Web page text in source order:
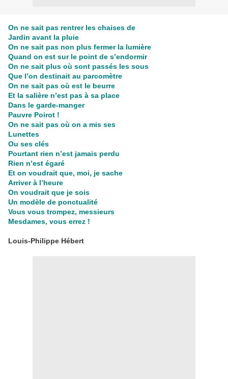
On ne sait pas rentrer les chaises de
Jardin avant la pluie
On ne sait pas non plus fermer la lumière
Quand on est sur le point de s’endormir
On ne sait plus où sont passés les sous
Que l’on destinait au parcomètre
On ne sait pas où est le beurre
Et la salière n’est pas à sa place
Dans le garde-manger
Pauvre Poirot !
On ne sait pas où on a mis ses
Lunettes
Ou ses clés
Pourtant rien n’est jamais perdu
Rien n’est égaré
Et on voudrait que, moi, je sache
Arriver à l’heure
On voudrait que je sois
Un modèle de ponctualité
Vous vous trompez, messieurs
Mesdames, vous errez !
Louis-Philippe Hébert